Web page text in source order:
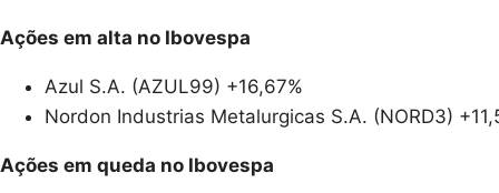
Ações em alta no Ibovespa
Azul S.A. (AZUL99) +16,67%
Nordon Industrias Metalurgicas S.A. (NORD3)
Ações em queda no Ibovespa